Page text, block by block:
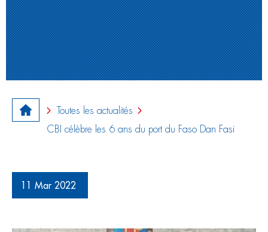
Toutes les actualités
CBI célèbre les 6 ans du port du Faso Dan Fasi
11 Mar 2022